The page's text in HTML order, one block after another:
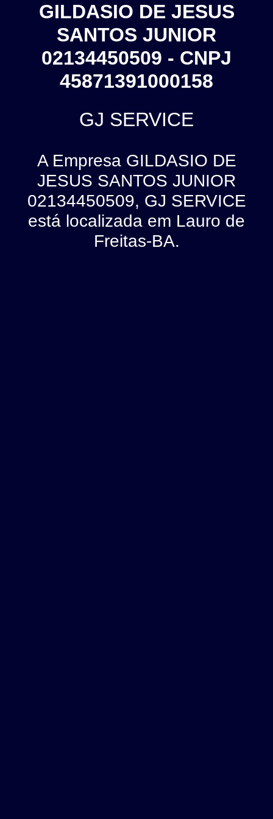
GILDASIO DE JESUS
SANTOS JUNIOR
02134450509 - CNPJ
45871391000158
GJ SERVICE
A Empresa GILDASIO DE
JESUS SANTOS JUNIOR
02134450509, GJ SERVICE
está localizada em Lauro de
Freitas-BA.